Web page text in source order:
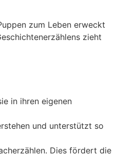
zum Leben erweckt
zieht
in ihren eigenen
und unterstützt so
Dies fördert die